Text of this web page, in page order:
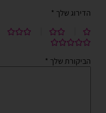
הדירוג שלך *
הביקורת שלך *